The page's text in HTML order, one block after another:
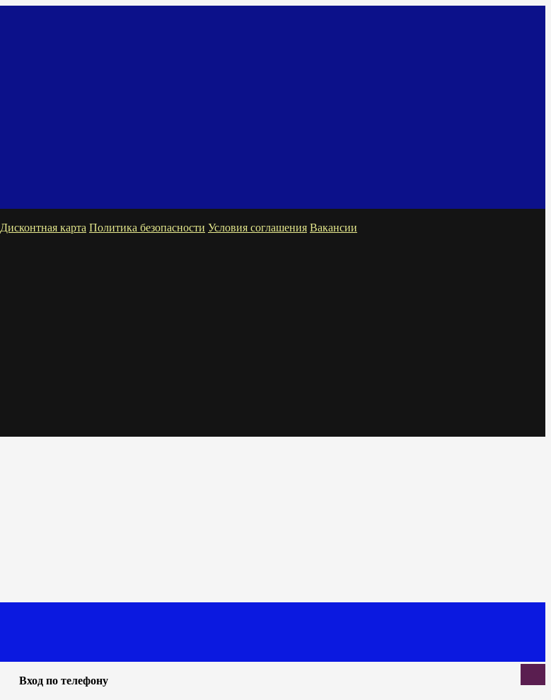
Дисконтная карта Политика безопасности Условия соглашения Вакансии
Вход по телефону